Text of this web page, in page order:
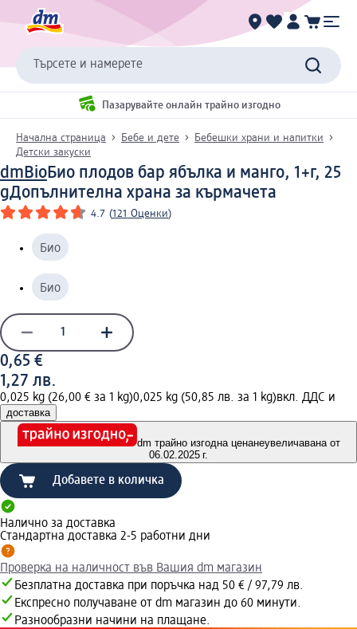
Търсете и намерете
Пазарувайте онлайн трайно изгодно
Начална страница Бебе и дете
Бебешки храни и напитки
Детски закуски
dmBioБио плодов бар ябълка и манго, 1+г, 25
gДопълнителна храна за кърмачета
4.7 (121 Оценки)
Био
Био
0,65 €
1,27 лв.
0,025 kg (26,00 € за 1 kg)0,025 kg (50,85 лв. за 1 kg)вкл. ДДС и
доставка
dm трайно изгодна ценанеувеличавана от
06.02.2025 г.
Добавете в количка
Налично за доставка
Стандартна доставка 2-5 работни дни
Проверка на наличност във Вашия dm магазин
Безплатна доставка при поръчка над 50 € / 97,79 лв.
Експресно получаване от dm магазин до 60 минути.
Разнообразни начини на плащане.